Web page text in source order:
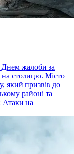
Днем жалоби за
на столицю. Місто
який призвів до
районі та
Атаки на